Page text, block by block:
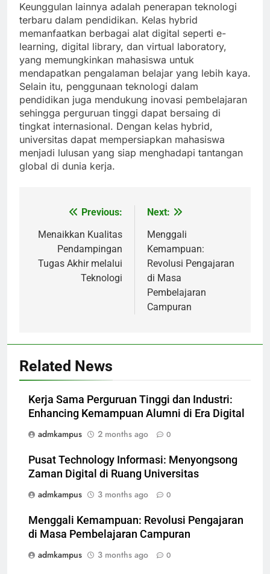
Keunggulan lainnya adalah penerapan teknologi
terbaru dalam pendidikan. Kelas hybrid
memanfaatkan berbagai alat digital seperti e-
learning, digital library, dan virtual laboratory,
yang memungkinkan mahasiswa untuk
mendapatkan pengalaman belajar yang lebih kaya.
Selain itu, penggunaan teknologi dalam
pendidikan juga mendukung inovasi pembelajaran
sehingga perguruan tinggi dapat bersaing di
tingkat internasional. Dengan kelas hybrid,
universitas dapat mempersiapkan mahasiswa
menjadi lulusan yang siap menghadapi tantangan
global di dunia kerja.
navigation
Previous:
Menaikkan Kualitas
Pendampingan
Tugas Akhir melalui
Teknologi
Next:
Menggali
Kemampuan:
Revolusi Pengajaran
di Masa
Pembelajaran
Campuran
Related News
Kerja Sama Perguruan Tinggi dan Industri:
Enhancing Kemampuan Alumni di Era Digital
admkampus
2 months ago 0
Pusat Technology Informasi: Menyongsong
Zaman Digital di Ruang Universitas
admkampus
3 months ago 0
Menggali Kemampuan: Revolusi Pengajaran
di Masa Pembelajaran Campuran
admkampus
3 months ago 0